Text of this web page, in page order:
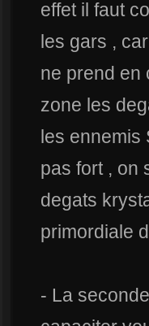
effet il faut
les gars ,
ne prend en
zone les
les ennemis
pas fort , on
degats
primordiale
- La